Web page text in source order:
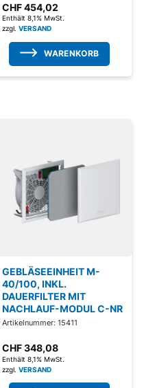
CHF454,02
Enthält 8,1% MwSt.
zzgl. VERSAND
WARENKORB
GEBLÄSEEINHEIT M-
40/100, INKL.
DAUERFILTER MIT
NACHLAUF-MODUL C-NR
Artikelnummer: 15411
CHF348,08
Enthält 8,1% MwSt.
zzgl. VERSAND